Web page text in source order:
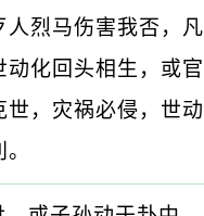
烈马伤害我否，凡
化回头相生，或官
，灾祸必侵，世动